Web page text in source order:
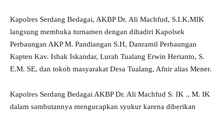
Kapolres Serdang Bedagai, AKBP Dr. Ali Machfud, S.I.K.MIK
langsung membuka turnamen dengan dihadiri Kapolsek
Perbaungan AKP M. Pandiangan S.H, Danramil Perbaungan
Kapten Kav. Ishak Iskandar, Lurah Tualang Erwin Herianto, S.
E.M. SE, dan tokoh masyarakat Desa Tualang, Afnir alias Mener.
Kapolres Serdang Bedagai AKBP Dr. Ali Machfud S. IK ., M. IK
dalam sambutannya mengucapkan syukur karena diberikan